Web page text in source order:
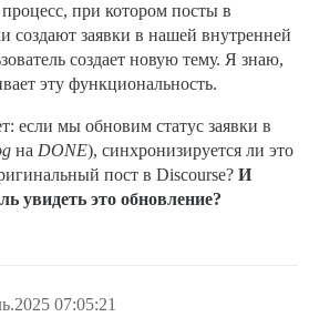
при котором посты в
создают заявки в нашей внутренней
создает новую тему. Я знаю,
эту функциональность.
если мы обновим статус заявки в
на DONE), синхронизируется ли это
пост в Discourse? И
увидеть это обновление?
07:05:21